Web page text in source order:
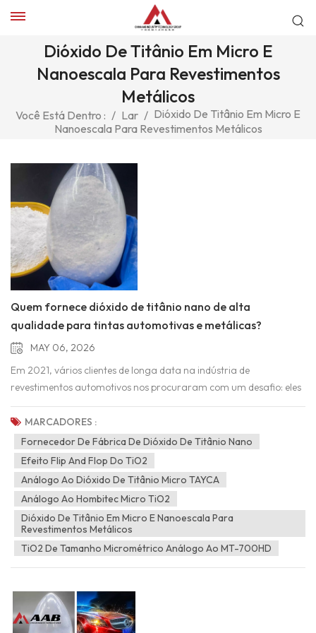
Dióxido De Titânio Em Micro E
Nanoescala Para Revestimentos
Metálicos
Você Está Dentro : / Lar / Dióxido De Titânio Em Micro E
Nanoescala Para Revestimentos Metálicos
Quem fornece dióxido de titânio nano de alta
qualidade para tintas automotivas e metálicas?
MAY 06, 2026
Em 2021, vários clientes de longa data na indústria de
revestimentos automotivos nos procuraram com um desafio: eles
queriam um dióxido de titânio nano metálico de alta qualidade
para suas tintas automotivas, visando igualar o desempenho de
marcas líderes globais como TAYCA (Japão) e Venator
(EUA). Aceitando o desafio, o Grupo de Tecnologia Industrial AAB
da China aproveitou a cadeia industrial completa e avançada da
China, apoiada por fábricas de tintas metálicas automotivas
líderes globais. Em parceria com uma universidade de ponta em
Nanjing, a empresa investiu 5 anos em pesquisa, desenvolvimento
e testes de mercado, resultando no lançamento de quatro
produtos de dióxido de titânio nano de alto desempenho e custo-
530L. Principais características do nosso dióxido de titânio micro1.
Efeito Flip-Flop DistintoVariação de cor dependente do ângulo:
Oferece um efeito flip-flop com valor de 10 a 35, produzindo
MARCADORES :
Fornecedor De Fábrica De Dióxido De Titânio Nano
Efeito Flip And Flop Do TiO2
Análogo Ao Dióxido De Titânio Micro TAYCA
Análogo Ao Hombitec Micro TiO2
Dióxido De Titânio Em Micro E Nanoescala Para
Revestimentos Metálicos
TiO2 De Tamanho Micrométrico Análogo Ao MT-700HD